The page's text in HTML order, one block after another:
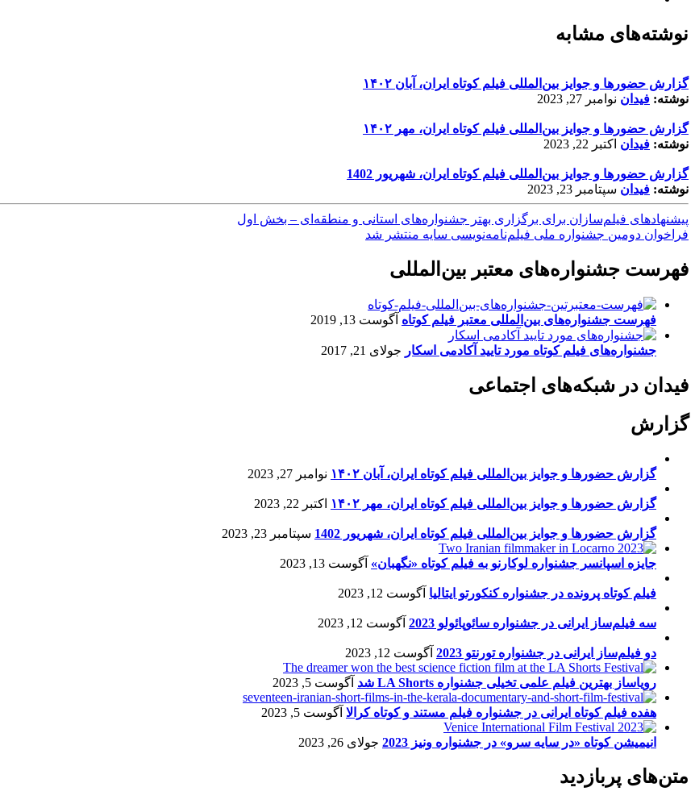
نوشته‌های مشابه
گزارش حضورها و جوایز بین‌المللی فیلم کوتاه ایران، آبان ۱۴۰۲
نوشته: فیدان نوامبر 27, 2023
گزارش حضورها و جوایز بین‌المللی فیلم کوتاه ایران، مهر ۱۴۰۲
نوشته: فیدان اکتبر 22, 2023
گزارش حضورها و جوایز بین‌المللی فیلم کوتاه ایران، شهریور 1402
نوشته: فیدان سپتامبر 23, 2023
پیشنهادهای فیلم‌سازان برای برگزاری بهتر جشنواره‌های استانی و منطقه‌ای – بخش اول
فراخوان دومین جشنواره ملی فیلم‌نامه‌نویسی سایه منتشر شد
فهرست جشنواره‌های معتبر بین‌المللی
فهرست جشنواره‌های بین‌المللی معتبر فیلم کوتاه آگوست 13, 2019
جشنواره‌های فیلم کوتاه مورد تایید آکادمی اسکار جولای 21, 2017
فیدان در شبکه‌های اجتماعی
گزارش
گزارش حضورها و جوایز بین‌المللی فیلم کوتاه ایران، آبان ۱۴۰۲ نوامبر 27, 2023
گزارش حضورها و جوایز بین‌المللی فیلم کوتاه ایران، مهر ۱۴۰۲ اکتبر 22, 2023
گزارش حضورها و جوایز بین‌المللی فیلم کوتاه ایران، شهریور 1402 سپتامبر 23, 2023
جایزه اسپانسر جشنواره لوکارنو به فیلم کوتاه «نگهبان» آگوست 13, 2023
فیلم کوتاه پرونده در جشنواره کنکورتو ایتالیا آگوست 12, 2023
سه فیلم‌ساز ایرانی در جشنواره سائوپائولو 2023 آگوست 12, 2023
دو فیلم‌ساز ایرانی در جشنواره تورنتو 2023 آگوست 12, 2023
رویاساز بهترین فیلم علمی تخیلی جشنواره LA Shorts شد آگوست 5, 2023
هفده فیلم کوتاه ایرانی در جشنواره فیلم مستند و کوتاه کرالا آگوست 5, 2023
انیمیشن کوتاه «در سایه سرو» در جشنواره ونیز 2023 جولای 26, 2023
متن‌های پربازدید